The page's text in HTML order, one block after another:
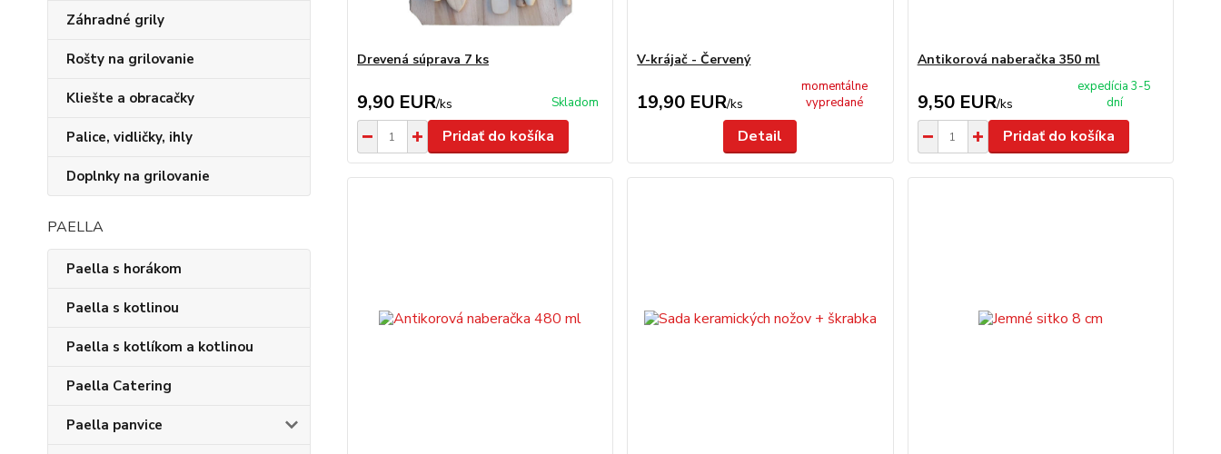
Záhradné grily
Rošty na grilovanie
Kliešte a obracačky
Palice, vidličky, ihly
Doplnky na grilovanie
PAELLA
Paella s horákom
Paella s kotlinou
Paella s kotlíkom a kotlinou
Paella Catering
Paella panvice
Drevená súprava 7 ks
9,90 EUR/ks Skladom
Pridať do košíka
V-krájač - Červený
19,90 EUR/ks
momentálne
vypredané
Detail
Antikorová naberačka 350 ml
9,50 EUR/ks
expedícia 3-5
dní
Pridať do košíka